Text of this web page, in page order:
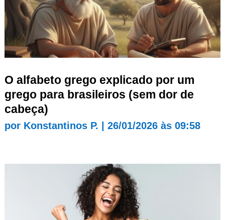
O alfabeto grego explicado por um
grego para brasileiros (sem dor de
cabeça)
por Konstantinos P. 26/01/2026 às 09:58